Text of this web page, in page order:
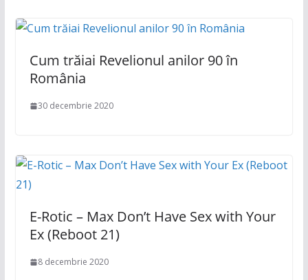
Cum trăiai Revelionul anilor 90 în
România
30 decembrie 2020
E-Rotic – Max Don’t Have Sex with Your
Ex (Reboot 21)
8 decembrie 2020